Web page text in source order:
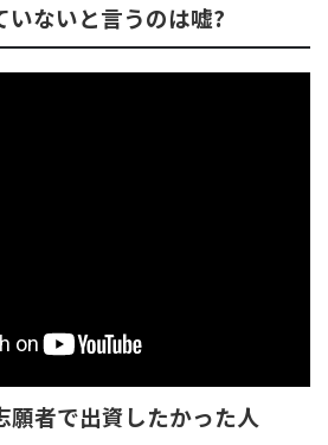
いないと言うのは嘘?
願者で出資したかった人